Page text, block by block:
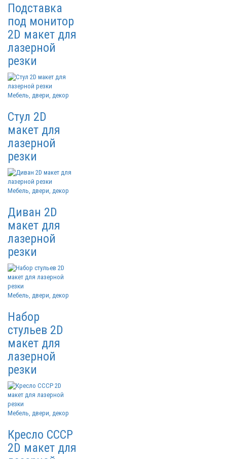
Подставка
под монитор
2D макет для
лазерной
резки
Мебель, двери, декор
Стул 2D
макет для
лазерной
резки
Мебель, двери, декор
Диван 2D
макет для
лазерной
резки
Мебель, двери, декор
Набор
стульев 2D
макет для
лазерной
резки
Мебель, двери, декор
Кресло СССР
2D макет для